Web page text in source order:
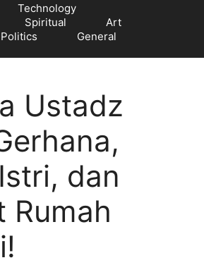
Technology
Spiritual
Art
Politics General
Ustadz
dan
Rumah